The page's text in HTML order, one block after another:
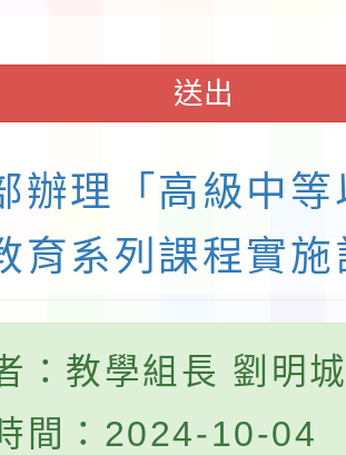
送出
辦理「高級中
育系列課程實施
：教學組長 劉明
間：2024-10-04